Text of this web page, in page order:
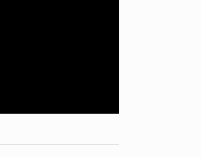
KAYA SAKAKIBARA / 榊原佳耶